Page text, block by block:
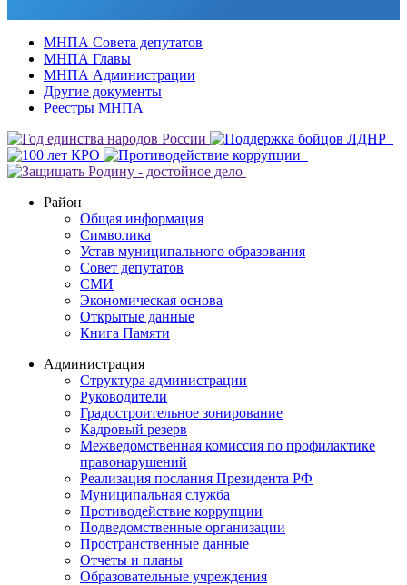
МНПА Совета депутатов
МНПА Главы
МНПА Администрации
Другие документы
Реестры МНПА
Район
Общая информация
Символика
Устав муниципального образования
Совет депутатов
СМИ
Экономическая основа
Открытые данные
Книга Памяти
Администрация
Структура администрации
Руководители
Градостроительное зонирование
Кадровый резерв
Межведомственная комиссия по профилактике
правонарушений
Реализация послания Президента РФ
Муниципальная служба
Противодействие коррупции
Подведомственные организации
Пространственные данные
Отчеты и планы
Образовательные учреждения